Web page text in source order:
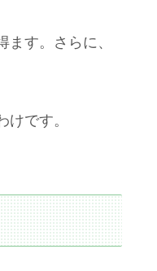
す。さらに、
です。